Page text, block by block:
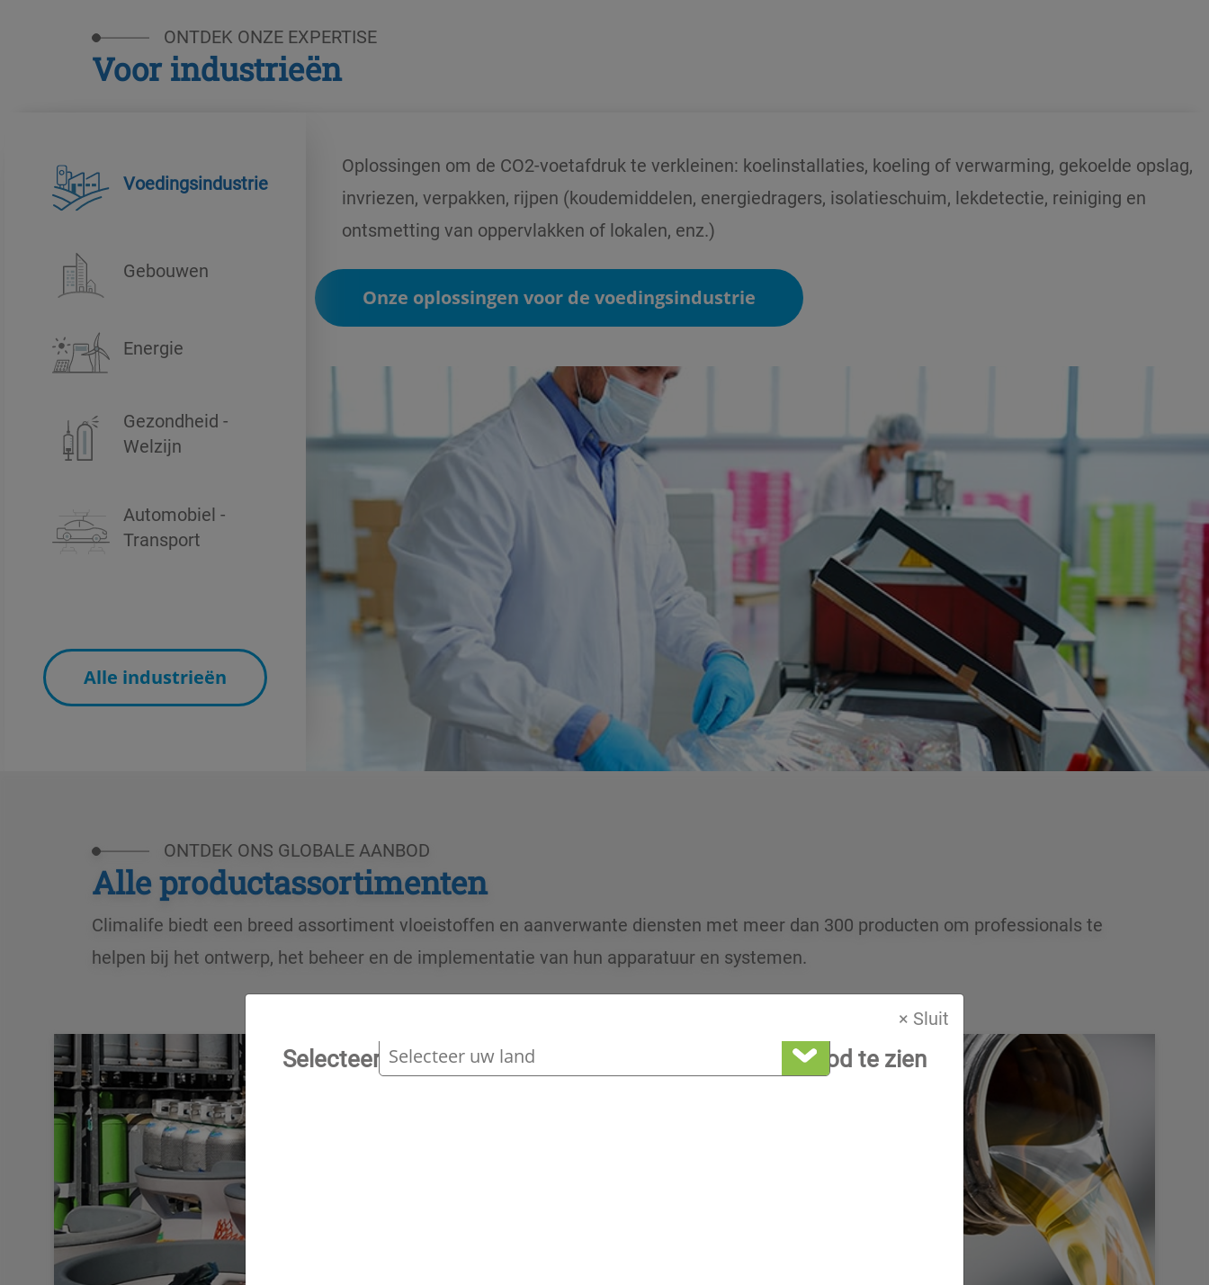
× Sluit
Selecteer je geografische locatie om ons lokale aanbod te zien
ONTDEK ONZE EXPERTISE
Voor industrieën
Voedingsindustrie
Gebouwen
Energie
Gezondheid -
Welzijn
Automobiel -
Transport
Alle industrieën
Oplossingen om de CO2-voetafdruk te verkleinen: koelinstallaties, koeling of verwarming, gekoelde opslag,
invriezen, verpakken, rijpen (koudemiddelen, energiedragers, isolatieschuim, lekdetectie, reiniging en
ontsmetting van oppervlakken of lokalen, enz.)
Onze oplossingen voor de voedingsindustrie
ONTDEK ONS GLOBALE AANBOD
Alle productassortimenten
Climalife biedt een breed assortiment vloeistoffen en aanverwante diensten met meer dan 300 producten om professionals te
helpen bij het ontwerp, het beheer en de implementatie van hun apparatuur en systemen.